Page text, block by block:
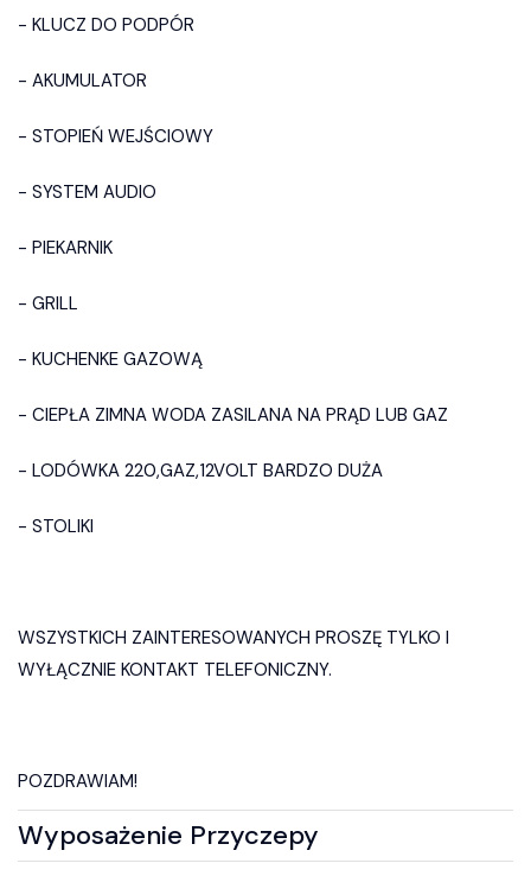
- KLUCZ DO PODPÓR
- AKUMULATOR
- STOPIEŃ WEJŚCIOWY
- SYSTEM AUDIO
- PIEKARNIK
- GRILL
- KUCHENKE GAZOWĄ
- CIEPŁA ZIMNA WODA ZASILANA NA PRĄD LUB GAZ
- LODÓWKA 220,GAZ,12VOLT BARDZO DUŻA
- STOLIKI
WSZYSTKICH ZAINTERESOWANYCH PROSZĘ TYLKO I
WYŁĄCZNIE KONTAKT TELEFONICZNY.
POZDRAWIAM!
Wyposażenie Przyczepy